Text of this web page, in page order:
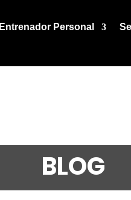
Entrenador Personal
BLOG